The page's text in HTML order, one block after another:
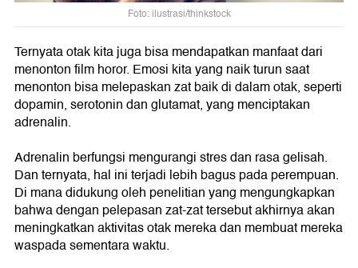
Foto: ilustrasi/thinkstock
Ternyata otak kita juga bisa mendapatkan manfaat dari
menonton film horor. Emosi kita yang naik turun saat
menonton bisa melepaskan zat baik di dalam otak, seperti
dopamin, serotonin dan glutamat, yang menciptakan
adrenalin.
Adrenalin berfungsi mengurangi stres dan rasa gelisah.
Dan ternyata, hal ini terjadi lebih bagus pada perempuan.
Di mana didukung oleh penelitian yang mengungkapkan
bahwa dengan pelepasan zat-zat tersebut akhirnya akan
meningkatkan aktivitas otak mereka dan membuat mereka
waspada sementara waktu.